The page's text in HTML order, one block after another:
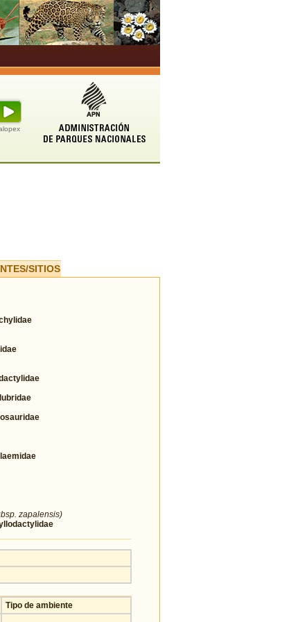
SITIOS
zapalensis)
Tipo de ambiente